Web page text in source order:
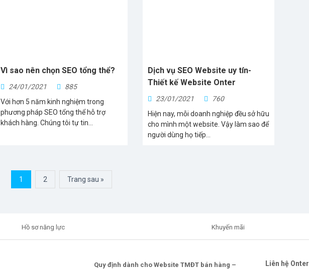
Vì sao nên chọn SEO tổng thể?
24/01/2021
885
Với hơn 5 năm kinh nghiệm trong
phương pháp SEO tổng thể hỗ trợ
khách hàng. Chúng tôi tự tin...
Dịch vụ SEO Website uy tín-
Thiết kế Website Onter
23/01/2021
760
Hiện nay, mỗi doanh nghiệp đều sở hữu
cho mình một website. Vậy làm sao để
người dùng họ tiếp...
1 2 Trang sau »
Hồ sơ năng lực Khuyến mãi
Quy định dành cho Website TMĐT bán hàng – Liên hệ Onter